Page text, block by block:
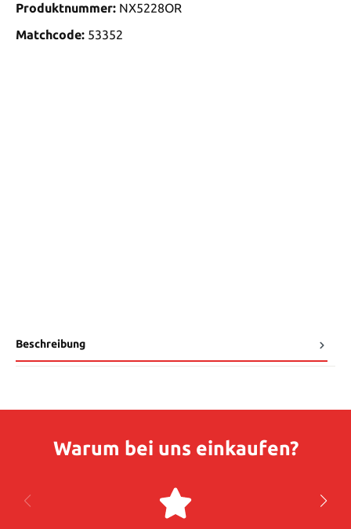
Produktnummer: NX5228OR
Matchcode: 53352
Beschreibung
Warum bei uns einkaufen?